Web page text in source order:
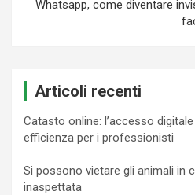
Whatsapp, come diventare
Articoli recenti
Catasto online: l’accesso
efficienza per i professionisti
Si possono vietare gli animali in
inaspettata